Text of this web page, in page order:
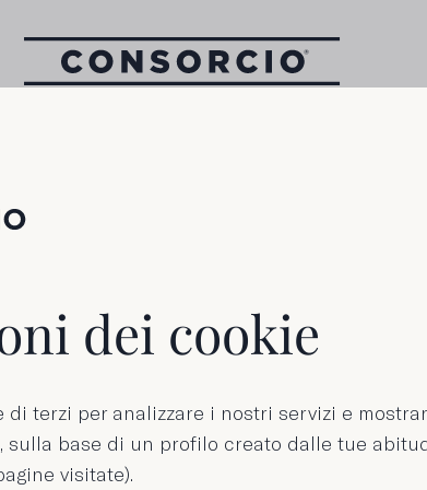
in olio di
dei cookie
di terzi per analizzare i nostri servizi e
sulla base di un profilo creato dalle tue
visitate).